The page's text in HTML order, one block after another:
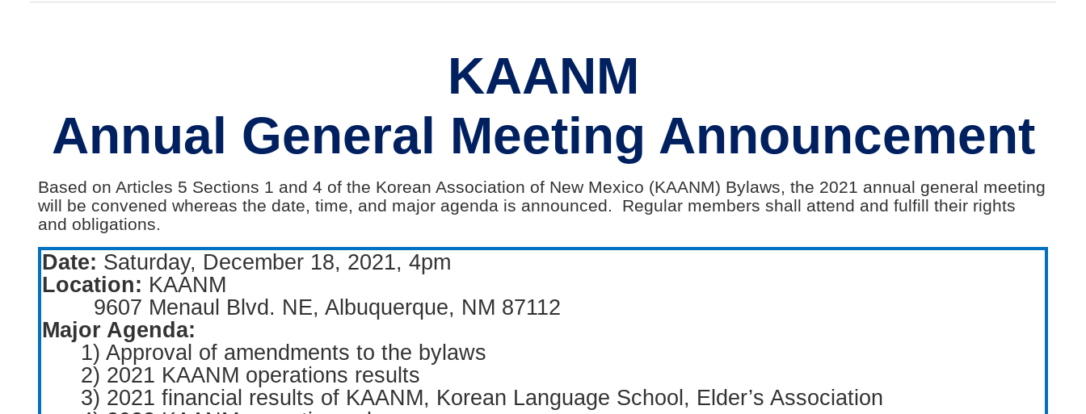
KAANM
Annual General Meeting Announcement
Based on Articles 5 Sections 1 and 4 of the Korean Association of New Mexico (KAANM) Bylaws, the 2021 annual general meeting
will be convened whereas the date, time, and major agenda is announced.
Regular members shall attend and fulfill their rights
and obligations.
Date: Saturday, December 18, 2021, 4pm
Location: KAANM
9607 Menaul Blvd. NE, Albuquerque, NM 87112
Major Agenda:
1) Approval of amendments to the bylaws
2) 2021 KAANM operations results
3) 2021 financial results of KAANM, Korean Language School, Elder’s Association
정보/생활/건강
Contacts